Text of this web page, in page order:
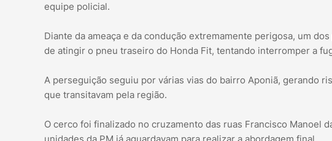
equipe policial.
Diante da ameaça e da condução extremamente perigosa, um
de atingir o pneu traseiro do Honda Fit, tentando interromper a
A perseguição seguiu por várias vias do bairro Aponiã, gerando
que transitavam pela região.
O cerco foi finalizado no cruzamento das ruas Francisco Manoel